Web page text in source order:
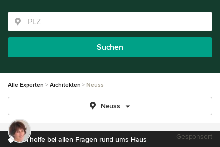
Suchen
Alle Experten Architekten Neuss
Neuss
Ich helfe bei allen Fragen rund ums Haus Gesponsert